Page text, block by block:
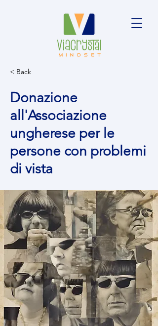
< Back
Donazione
all'Associazione
ungherese per le
persone con problemi
di vista